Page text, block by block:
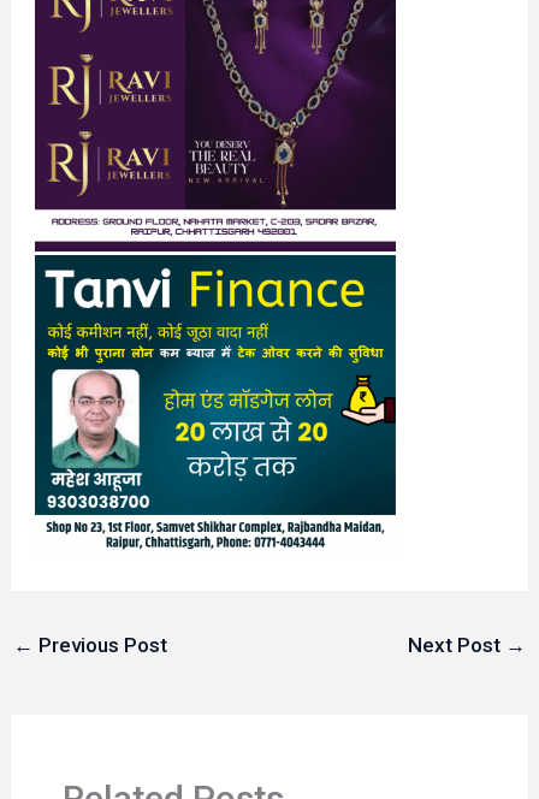
← Previous Post Next Post →